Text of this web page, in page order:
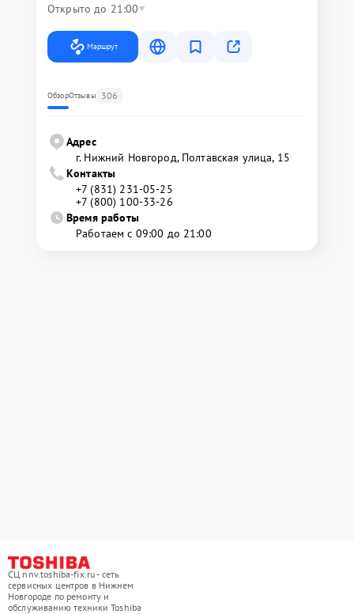
Открыто до 21:00
Маршрут
ОбзорОтзывы 306
Адрес
г. Нижний Новгород, Полтавская улица, 15
Контакты
+7 (831) 231-05-25
+7 (800) 100-33-26
Время работы
Работаем с 09:00 до 21:00
СЦ nnv.toshiba-fix.ru - сеть
сервисных центров в Нижнем
Новгороде по ремонту и
обслуживанию техники Toshiba